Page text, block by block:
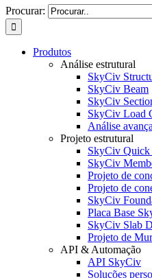
Procurar:
Produtos
Análise estrutural
SkyCiv
SkyCiv Beam
SkyCiv
SkyCiv Load
Análise
Projeto estrutural
SkyCiv Quick
SkyCiv
Projeto de
Projeto de
SkyCiv
Placa Base
SkyCiv Slab
Projeto de
API & Automação
API SkyCiv
Soluções